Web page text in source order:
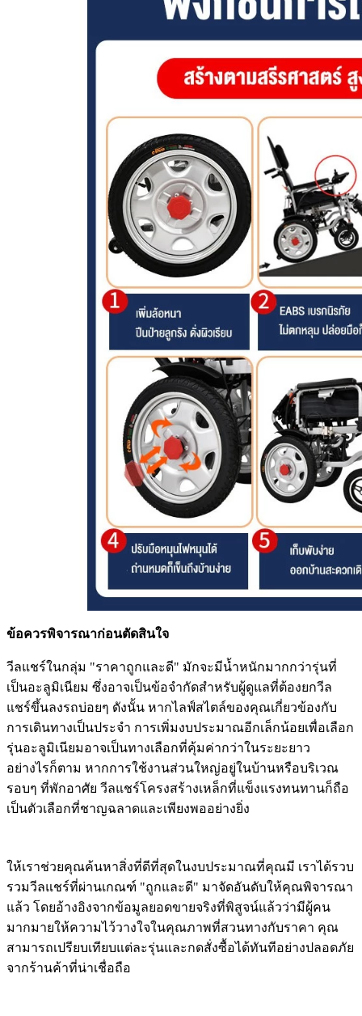
ข้อควรพิจารณาก่อนตัดสินใจ
วีลแชร์ในกลุ่ม "ราคาถูกและดี" มักจะมีน้ำหนักมากกว่ารุ่นที่
เป็นอะลูมิเนียม ซึ่งอาจเป็นข้อจำกัดสำหรับผู้ดูแลที่ต้องยกวีล
แชร์ขึ้นลงรถบ่อยๆ ดังนั้น หากไลฟ์สไตล์ของคุณเกี่ยวข้องกับ
การเดินทางเป็นประจำ การเพิ่มงบประมาณอีกเล็กน้อยเพื่อเลือก
รุ่นอะลูมิเนียมอาจเป็นทางเลือกที่คุ้มค่ากว่าในระยะยาว
อย่างไรก็ตาม หากการใช้งานส่วนใหญ่อยู่ในบ้านหรือบริเวณ
รอบๆ ที่พักอาศัย วีลแชร์โครงสร้างเหล็กที่แข็งแรงทนทานก็ถือ
เป็นตัวเลือกที่ชาญฉลาดและเพียงพออย่างยิ่ง
ให้เราช่วยคุณค้นหาสิ่งที่ดีที่สุดในงบประมาณที่คุณมี เราได้รวบ
รวมวีลแชร์ที่ผ่านเกณฑ์ "ถูกและดี" มาจัดอันดับให้คุณพิจารณา
แล้ว โดยอ้างอิงจากข้อมูลยอดขายจริงที่พิสูจน์แล้วว่ามีผู้คน
มากมายให้ความไว้วางใจในคุณภาพที่สวนทางกับราคา คุณ
สามารถเปรียบเทียบแต่ละรุ่นและกดสั่งซื้อได้ทันทีอย่างปลอดภัย
จากร้านค้าที่น่าเชื่อถือ